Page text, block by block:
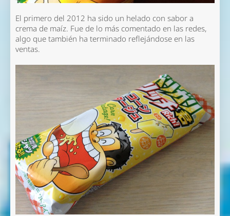
El primero del 2012 ha sido un helado con sabor a
crema de maíz. Fue de lo más comentado en las redes,
algo que también ha terminado reflejándose en las
ventas.